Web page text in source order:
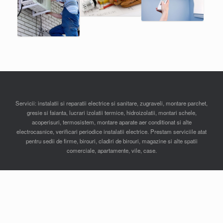
Servicii: instalatii si reparatii electrice si sanitare, zugraveli, montare parchet,
gresie si faianta, lucrari izolatii termice, hidroizolatii, montari schele,
acoperisuri, termosistem, montare aparate aer conditionat si alte
electrocasnice, verificari periodice instalatii electrice. Prestam serviciile atat
pentru sedii de firme, birouri, cladiri de birouri, magazine si alte spatii
comerciale, apartamente, vile, case.